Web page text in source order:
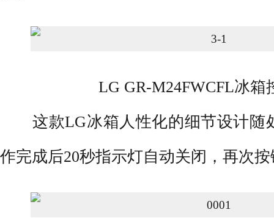
LG GR-M24FWCFL冰箱
这款LG冰箱人性化的细节设计随
作完成后20秒指示灯自动关闭，再次